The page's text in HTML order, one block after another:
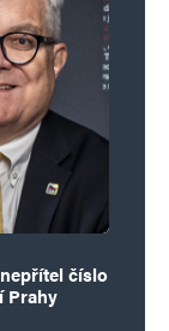
číslo
Prahy